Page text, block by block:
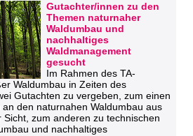
Gutachter/innen zu den
Themen naturnaher
Waldumbau und
nachhaltiges
Waldmanagement
gesucht
Im Rahmen des TA-
Waldumbau in Zeiten des
Gutachten zu vergeben, zum einen
den naturnahen Waldumbau aus
zum anderen zu technischen
und nachhaltiges